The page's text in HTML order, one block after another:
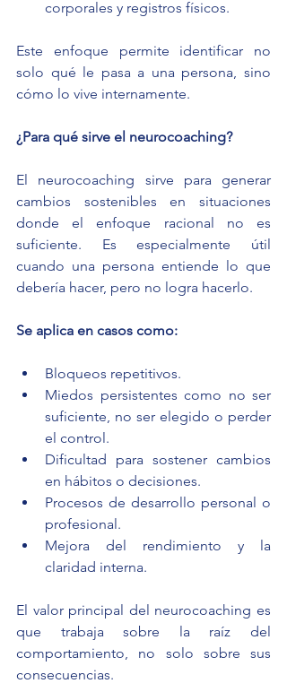
corporales y registros físicos.
Este enfoque permite identificar no
solo qué le pasa a una persona, sino
cómo lo vive internamente.
¿Para qué sirve el neurocoaching?
El neurocoaching sirve para generar
cambios sostenibles en situaciones
donde el enfoque racional no es
suficiente. Es especialmente útil
cuando una persona entiende lo que
debería hacer, pero no logra hacerlo.
Se aplica en casos como:
Bloqueos repetitivos.
Miedos persistentes como no ser
suficiente, no ser elegido o perder
el control.
Dificultad para sostener cambios
en hábitos o decisiones.
Procesos de desarrollo personal o
profesional.
Mejora del rendimiento y la
claridad interna.
El valor principal del neurocoaching es
que trabaja sobre la raíz del
comportamiento, no solo sobre sus
consecuencias.